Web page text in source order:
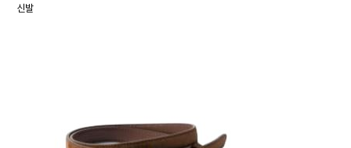
신발